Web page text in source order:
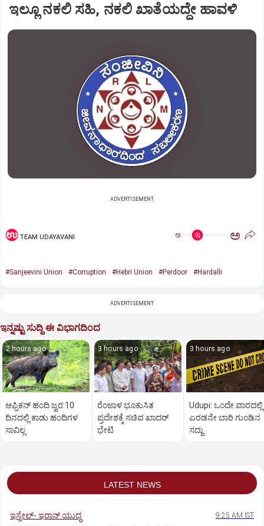
ಇಲ್ಲೂ ನಕಲಿ ಸಹಿ, ನಕಲಿ ಖಾತೆಯದ್ದೇ ಹಾವಳಿ
ADVERTISEMENT
TEAM UDAYAVANI ಅ ಅ
#Sanjeevini Union #Corruption #Hebri Union #Perdoor #Hardalli
ADVERTISEMENT
ಇನ್ನಷ್ಟು ಸುದ್ದಿ ಈ ವಿಭಾಗದಿಂದ
2 hours ago
ಆಫ್ರಿಕನ್‌ ಹಂದಿ ಜ್ವರ:10
ದಿನದಲ್ಲಿ ಕಾಡು ಹಂದಿಗಳ
ಸಾವಿಲ್ಲ
3 hours ago
ರೆಂಜಾಳ ಭೂಕುಸಿತ
ಪ್ರದೇಶಕ್ಕೆ ಸಚಿವ ಖಾದರ್‌
ಭೇಟಿ
3 hours ago
Udupi: ಒಂದೇ ವಾರದಲ್ಲಿ
ಎರಡನೇ ಬಾರಿ ಗುಂಡಿನ
ಸದ್ದು
LATEST NEWS
ಇಸ್ರೇಲ್- ಇರಾನ್‌ ಯುದ್ಧ 9:25 AM IST